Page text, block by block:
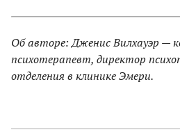
Об авторе: Дженис Вилхауэр —
психотерапевт, директор
отделения в клинике Эмери.